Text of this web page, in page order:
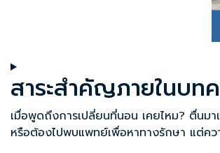
สาระสำคัญภายในบท
เมื่อพูดถึงการเปลี่ยนที่นอน เคยไหม? ตื่นม
หรือต้องไปพบแพทย์เพื่อหาทางรักษา แต่ค